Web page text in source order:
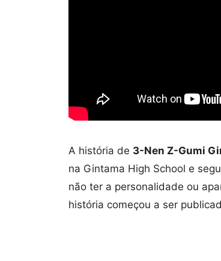
A história de 3-Nen Z-Gumi
na Gintama High School e
não ter a personalidade ou
história começou a ser